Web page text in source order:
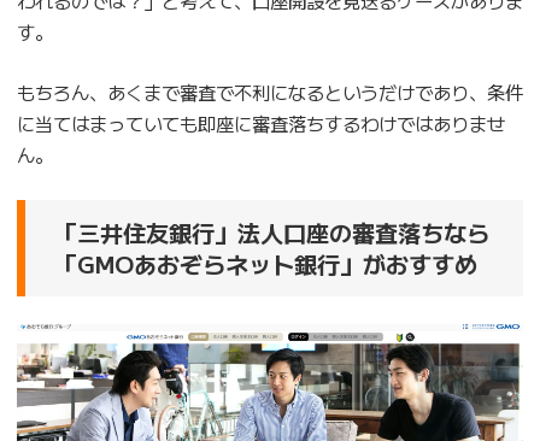
す。
もちろん、あくまで審査で不利になるというだけであり、条件
に当てはまっていても即座に審査落ちするわけではありませ
ん。
「三井住友銀行」法人口座の審査落ちなら
「GMOあおぞらネット銀行」がおすすめ